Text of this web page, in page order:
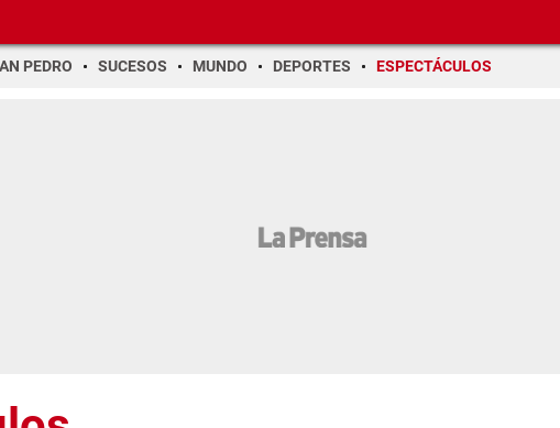
PEDRO SUCESOS MUNDO DEPORTES ESPECTÁCULOS